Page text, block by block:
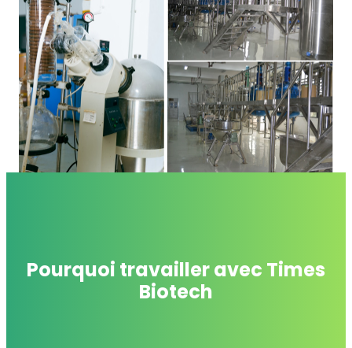
Pourquoi travailler avec Times
Biotech